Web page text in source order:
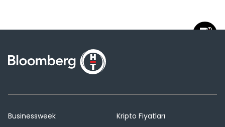
Businessweek
Kripto Fiyatları